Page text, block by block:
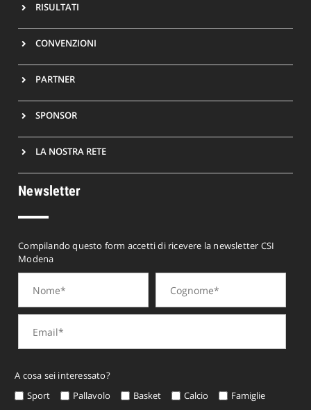
RISULTATI
CONVENZIONI
PARTNER
SPONSOR
LA NOSTRA RETE
Newsletter
Compilando questo form accetti di ricevere la newsletter CSI
Modena
A cosa sei interessato?
Sport
Pallavolo Basket Calcio
Famiglie